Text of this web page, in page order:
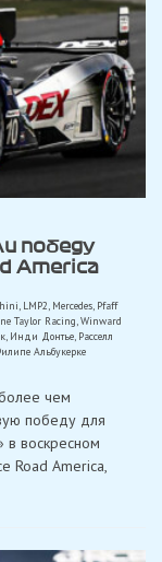
победу
America
, LMP2, Mercedes, Pfaff
Taylor Racing,Winward
, Инди Донтье, Расселл
Альбукерке
чем
победу для
в воскресном
Road America,